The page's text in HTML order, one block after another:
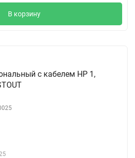
В корзину
с кабелем НР 1,